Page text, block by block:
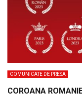
COMUNICATE DE PRESA
COROANA